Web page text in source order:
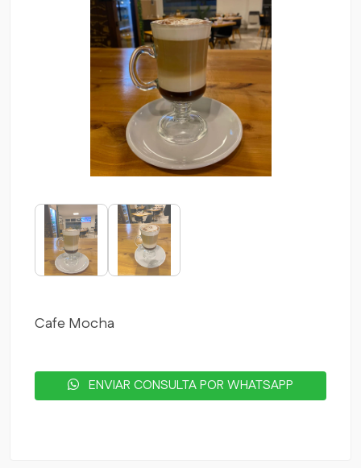
Cafe Mocha
ENVIAR CONSULTA POR WHATSAPP